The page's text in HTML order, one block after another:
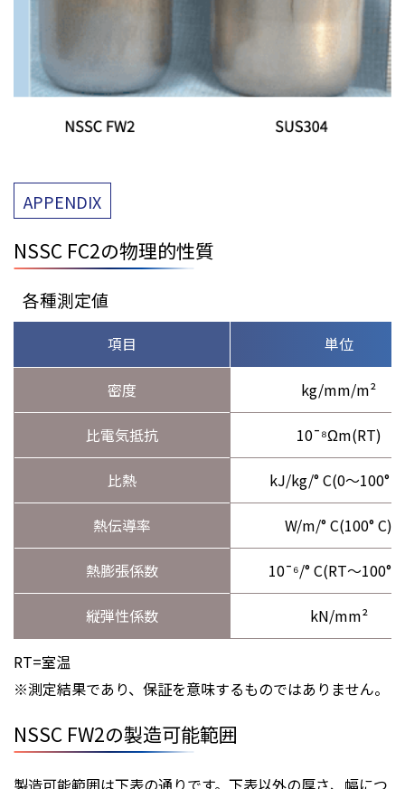
APPENDIX
NSSC FC2の物理的性質
各種測定値
項目 単位
密度 kg/mm/m²
比電気抵抗 10¯⁸Ωm(RT)
比熱 kJ/kg/° C(0～100°
熱伝導率 W/m/° C(100° C)
熱膨張係数 10¯⁶/° C(RT～100°
縦弾性係数 kN/mm²
RT=室温
※測定結果であり、保証を意味するものではありません。
NSSC FW2の製造可能範囲
製造可能範囲は下表の通りです。下表以外の厚さ、幅につ